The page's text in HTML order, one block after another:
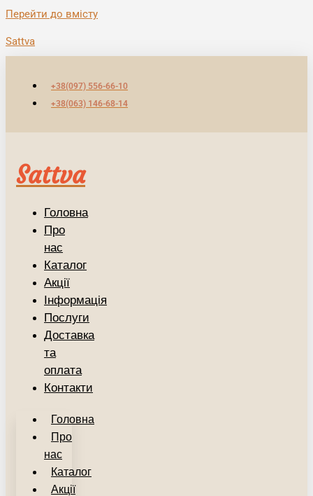
Перейти до вмісту
Sattva
+38(097) 556-66-10
+38(063) 146-68-14
Sattva
Головна
Про
нас
Каталог
Акції
Інформація
Послуги
Доставка
та
оплата
Контакти
Головна
Про
нас
Каталог
Акції